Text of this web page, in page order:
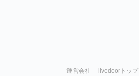
運営会社 livedoorトップ